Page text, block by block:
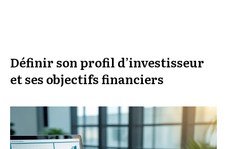
Définir son profil d’investisseur
et ses objectifs financiers